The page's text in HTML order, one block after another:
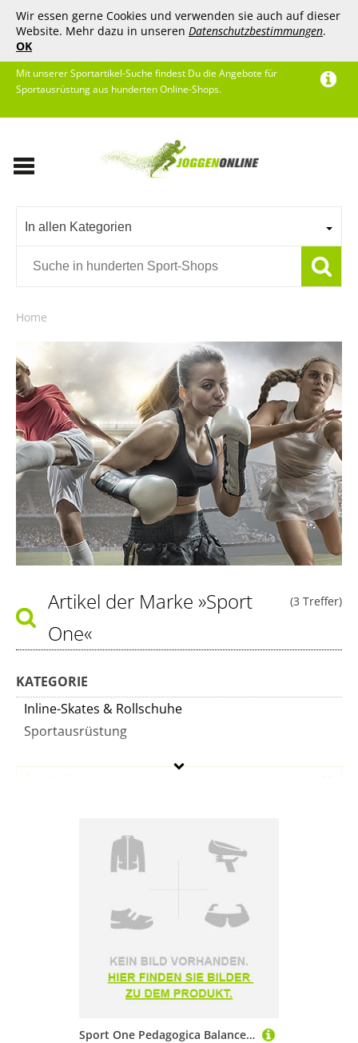
Wir essen gerne Cookies und verwenden sie auch auf dieser
Website. Mehr dazu in unseren Datenschutzbestimmungen.
OK
Mit unserer Sportartikel-Suche findest Du die Angebote für
Sportausrüstung aus hunderten Online-Shops.
In allen Kategorien
Home
(3 Treffer)
Artikel der Marke »Sport
One«
KATEGORIE
Inline-Skates & Rollschuhe
Sportausrüstung
Sport One Pedagogica Balance Bike Rosa Junge